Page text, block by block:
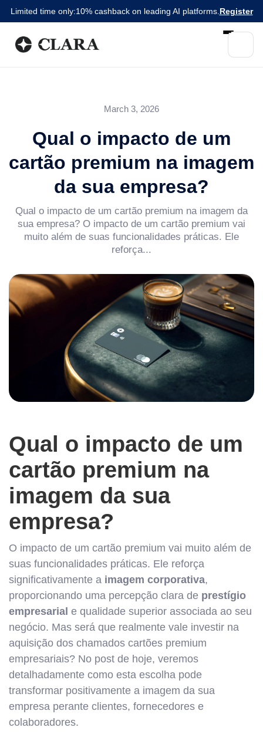
Limited time only:10% cashback on leading AI platforms. Register
March 3, 2026
Qual o impacto de um
cartão premium na imagem
da sua empresa?
Qual o impacto de um cartão premium na imagem da
sua empresa? O impacto de um cartão premium vai
muito além de suas funcionalidades práticas. Ele
reforça...
Qual o impacto de um
cartão premium na
imagem da sua
empresa?
O impacto de um cartão premium vai muito além de
suas funcionalidades práticas. Ele reforça
significativamente a imagem corporativa,
proporcionando uma percepção clara de prestígio
empresarial e qualidade superior associada ao seu
negócio. Mas será que realmente vale investir na
aquisição dos chamados cartões premium
empresariais? No post de hoje, veremos
detalhadamente como esta escolha pode
transformar positivamente a imagem da sua
empresa perante clientes, fornecedores e
colaboradores.